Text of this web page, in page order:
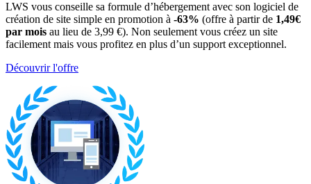
LWS vous conseille sa formule d’hébergement avec son logiciel de
création de site simple en promotion à -63% (offre à partir de 1,49€
par mois au lieu de 3,99 €). Non seulement vous créez un site
facilement mais vous profitez en plus d’un support exceptionnel.
Découvrir l'offre